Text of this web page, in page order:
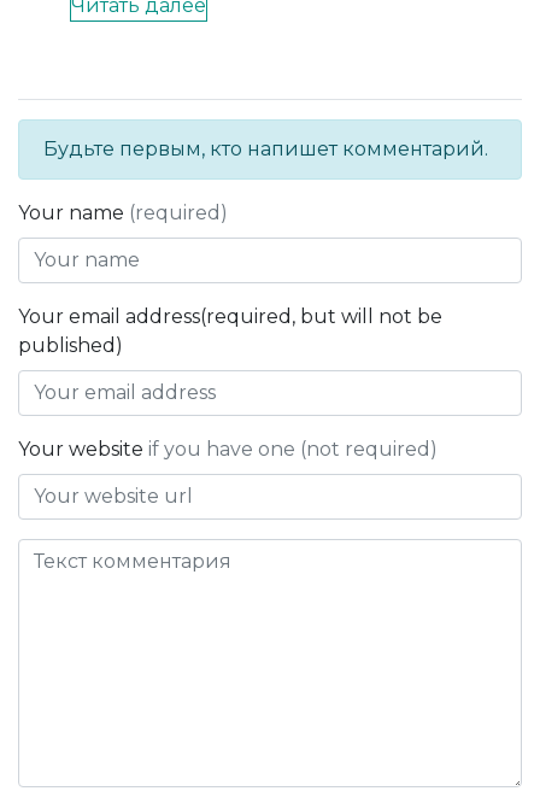
Читать далее
Будьте первым, кто напишет комментарий.
Your name (required)
Your email address(required, but will not be
published)
Your website if you have one (not required)